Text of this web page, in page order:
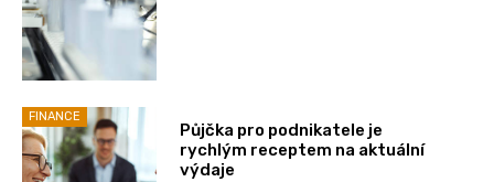
FINANCE
Půjčka pro podnikatele je
rychlým receptem na aktuální
výdaje